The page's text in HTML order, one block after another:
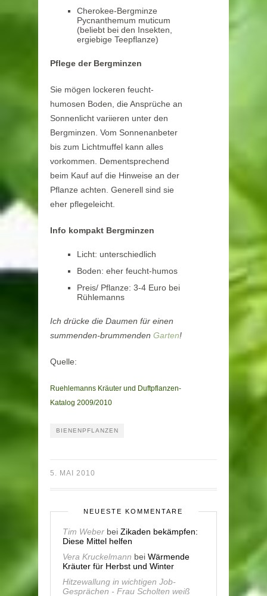
Cherokee-Bergminze
Pycnanthemum muticum
(beliebt bei den Insekten,
ergiebige Teepflanze)
Pflege der Bergminzen
Sie mögen lockeren feucht-
humosen Boden, die Ansprüche an
Sonnenlicht variieren unter den
Bergminzen. Vom Sonnenanbeter
bis zum Lichtmuffel kann alles
vorkommen. Dementsprechend
beim Kauf auf die Hinweise an der
Pflanze achten. Generell sind sie
eher pflegeleicht.
Info kompakt Bergminzen
Licht: unterschiedlich
Boden: eher feucht-humos
Preis/ Pflanze: 3-4 Euro bei
Rühlemanns
Ich drücke die Daumen für einen
summenden-brummenden Garten!
Quelle:
Ruehlemanns Kräuter und Duftpflanzen-
Katalog 2009/2010
BIENENPFLANZEN
5. MAI 2010
NEUESTE KOMMENTARE
Tim Weber bei Zikaden bekämpfen:
Diese Mittel helfen
Vera Kruckelmann bei Wärmende
Kräuter für Herbst und Winter
Hitzewallung in wichtigen Job-
Gesprächen - Frau Scholten weiß